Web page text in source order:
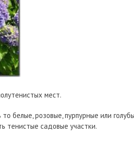
мест.
белые, розовые, пурпурные или
тенистые садовые участки.